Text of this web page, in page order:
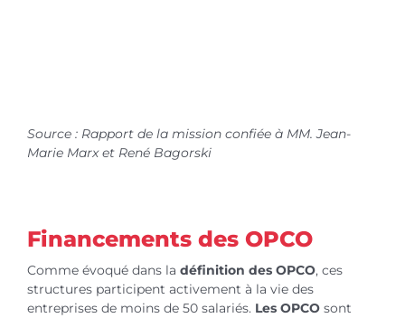
Source : Rapport de la mission confiée à MM. Jean-
Marie Marx et René Bagorski
Financements des OPCO
Comme évoqué dans la définition des OPCO, ces
structures participent activement à la vie des
entreprises de moins de 50 salariés. Les OPCOsont